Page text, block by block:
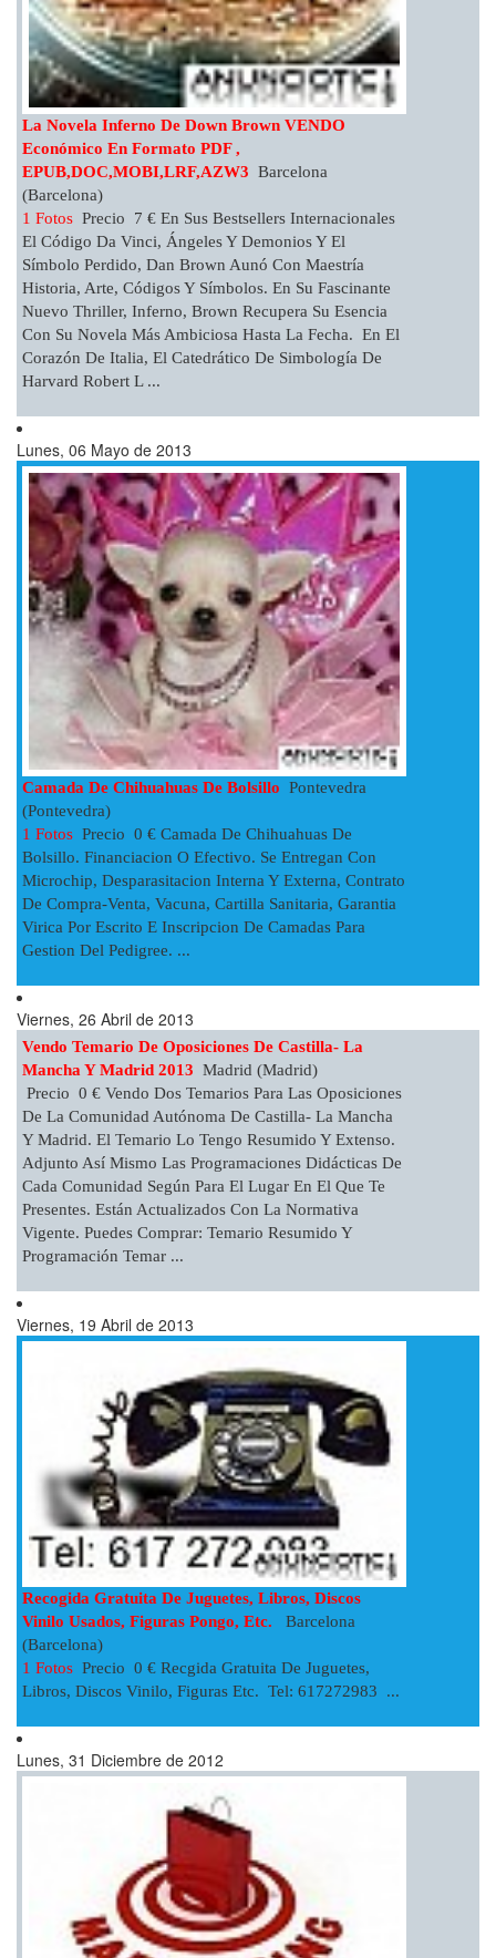
La Novela Inferno De Down Brown VENDO
Económico En Formato PDF ,
EPUB,DOC,MOBI,LRF,AZW3 Barcelona
(Barcelona)
1 Fotos Precio 7 € En Sus Bestsellers Internacionales
El Código Da Vinci, Ángeles Y Demonios Y El
Símbolo Perdido, Dan Brown Aunó Con Maestría
Historia, Arte, Códigos Y Símbolos. En Su Fascinante
Nuevo Thriller, Inferno, Brown Recupera Su Esencia
Con Su Novela Más Ambiciosa Hasta La Fecha. En El
Corazón De Italia, El Catedrático De Simbología De
Harvard Robert L ...
Lunes, 06 Mayo de 2013
Camada De Chihuahuas De Bolsillo Pontevedra
(Pontevedra)
1 Fotos Precio 0 € Camada De Chihuahuas De
Bolsillo. Financiacion O Efectivo. Se Entregan Con
Microchip, Desparasitacion Interna Y Externa, Contrato
De Compra-Venta, Vacuna, Cartilla Sanitaria, Garantia
Virica Por Escrito E Inscripcion De Camadas Para
Gestion Del Pedigree. ...
Viernes, 26 Abril de 2013
Vendo Temario De Oposiciones De Castilla- La
Mancha Y Madrid 2013 Madrid (Madrid)
Precio 0 € Vendo Dos Temarios Para Las Oposiciones
De La Comunidad Autónoma De Castilla- La Mancha
Y Madrid. El Temario Lo Tengo Resumido Y Extenso.
Adjunto Así Mismo Las Programaciones Didácticas De
Cada Comunidad Según Para El Lugar En El Que Te
Presentes. Están Actualizados Con La Normativa
Vigente. Puedes Comprar: Temario Resumido Y
Programación Temar ...
Viernes, 19 Abril de 2013
Recogida Gratuita De Juguetes, Libros, Discos
Vinilo Usados, Figuras Pongo, Etc.
Barcelona
(Barcelona)
1 Fotos Precio 0 € Recgida Gratuita De Juguetes,
Libros, Discos Vinilo, Figuras Etc. Tel: 617272983 ...
Lunes, 31 Diciembre de 2012